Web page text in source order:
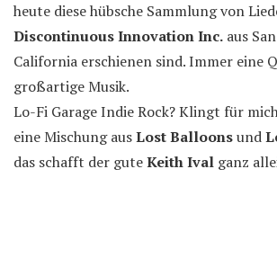
heute diese hübsche Sammlung von
Discontinuous Innovation Inc. aus
California erschienen sind. Immer eine
großartige Musik.
Lo-Fi Garage Indie Rock? Klingt für
eine Mischung ausLost Balloonsund
das schafft der guteKeith Ival ganz